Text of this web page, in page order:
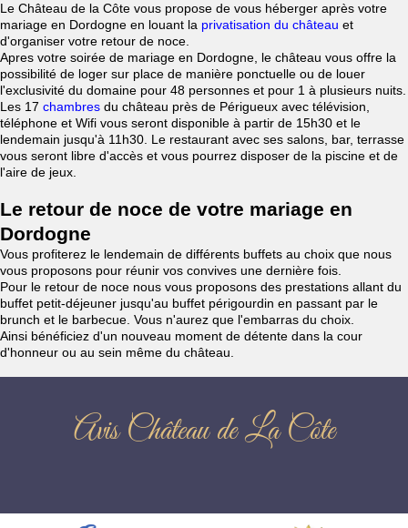
Le Château de la Côte vous propose de vous héberger après votre
mariage en Dordogne en louant la privatisation du château et
d'organiser votre retour de noce.
Apres votre soirée de mariage en Dordogne, le château vous offre la
possibilité de loger sur place de manière ponctuelle ou de louer
l'exclusivité du domaine pour 48 personnes et pour 1 à plusieurs nuits.
Les 17 chambres du château près de Périgueux avec télévision,
téléphone et Wifi vous seront disponible à partir de 15h30 et le
lendemain jusqu'à 11h30. Le restaurant avec ses salons, bar, terrasse
vous seront libre d'accès et vous pourrez disposer de la piscine et de
l'aire de jeux.
Le retour de noce de votre mariage en
Dordogne
Vous profiterez le lendemain de différents buffets au choix que nous
vous proposons pour réunir vos convives une dernière fois.
Pour le retour de noce nous vous proposons des prestations allant du
buffet petit-déjeuner jusqu'au buffet périgourdin en passant par le
brunch et le barbecue. Vous n'aurez que l'embarras du choix.
Ainsi bénéficiez d'un nouveau moment de détente dans la cour
d'honneur ou au sein même du château.
Avis Château de La Côte